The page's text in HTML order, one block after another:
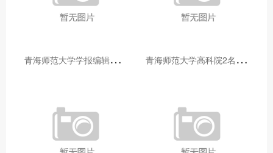
青
海师范大学学报编辑部赴大通县城关镇上毛佰胜村开展帮扶慰问活动 青
海师范大学高科院2名专家当选中国科学院院士